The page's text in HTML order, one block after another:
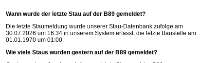
Wann wurde der letzte Stau auf der B89 gemeldet?
Die letzte Staumeldung wurde unserer Stau-Datenbank zufolge am
30.07.2026 um 16:34 in unserem System erfasst, die letzte Baustelle am
01.01.1970 um 01:00.
Wie viele Staus wurden gestern auf der B89 gemeldet?